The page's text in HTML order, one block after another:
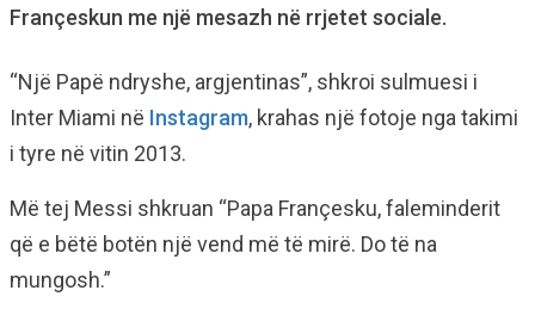
Françeskun me një mesazh në rrjetet sociale.
“Një Papë ndryshe, argjentinas”, shkroi sulmuesi i
Inter Miami në Instagram, krahas një fotoje nga takimi
i tyre në vitin 2013.
Më tej Messi shkruan “Papa Françesku, faleminderit
që e bëtë botën një vend më të mirë. Do të na
mungosh.”